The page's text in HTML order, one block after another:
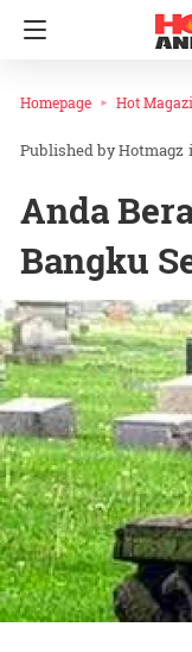
Homepage Hot
Hotmagz
Anda
Bangku